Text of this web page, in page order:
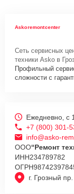
Askoremontcenter
Сеть сервисных
техники Asko в
Профильный
сложности с
г. Грозный
Ежедневно, с
+7 (800) 301-
info@asko-
ООО“Ремонт
ИНН234789782
ОГРН